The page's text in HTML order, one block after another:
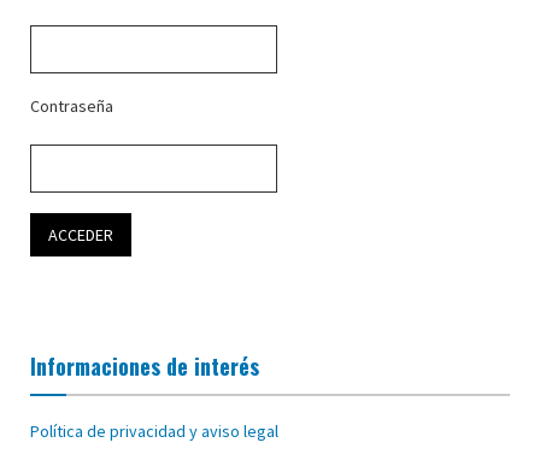
Contraseña
Informaciones de interés
Política de privacidad y aviso legal